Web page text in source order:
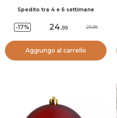
Spedito tra 4 e 6 settimane
-17% 24.99 29.99
Aggiungo al carrello